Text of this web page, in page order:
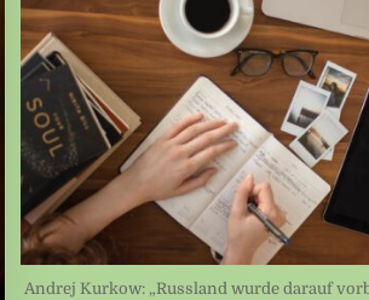
Andrej Kurkow: „Russland wurde darauf